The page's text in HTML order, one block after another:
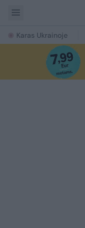
Karas Ukrainoje